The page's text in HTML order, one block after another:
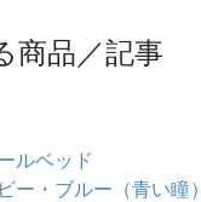
商品／記事
ルベッド
ー・ブルー（青い瞳）